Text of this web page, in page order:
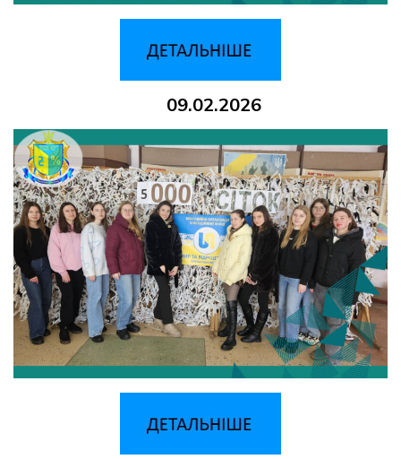
09.02.2026